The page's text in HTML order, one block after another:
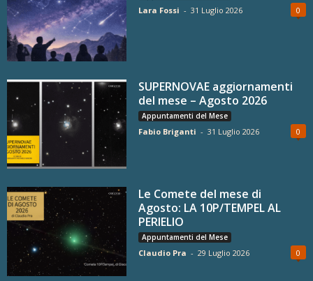
Lara Fossi - 31 Luglio 2026 0
SUPERNOVAE aggiornamenti
del mese – Agosto 2026
Appuntamenti del Mese
Fabio Briganti - 31 Luglio 2026 0
Le Comete del mese di
Agosto: LA 10P/TEMPEL AL
PERIELIO
Appuntamenti del Mese
Claudio Pra - 29 Luglio 2026 0